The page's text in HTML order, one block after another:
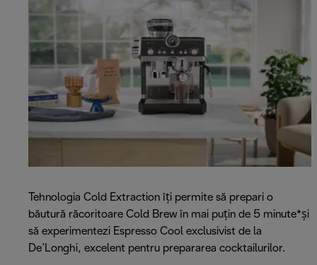
Tehnologia Cold Extraction îți permite să prepari o
băutură răcoritoare Cold Brew în mai puțin de 5 minute*și
să experimentezi Espresso Cool exclusivist de la
De’Longhi, excelent pentru prepararea cocktailurilor.